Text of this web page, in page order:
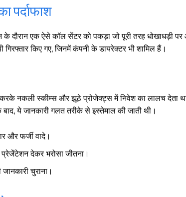
पर्दाफाश
दौरान एक ऐसे कॉल सेंटर को पकड़ा जो पूरी तरह धोखाधड़ी
किए गए, जिनमें कंपनी के डायरेक्टर भी शामिल हैं।
नकली स्कीम्स और झूठे प्रोजेक्ट्स में निवेश का लालच देता
ये जानकारी गलत तरीके से इस्तेमाल की जाती थी।
और फर्जी वादे।
प्रेजेंटेशन देकर भरोसा जीतना।
चुराना।